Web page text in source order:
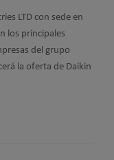
LTD con sede en
los principales
del grupo
la oferta de Daikin